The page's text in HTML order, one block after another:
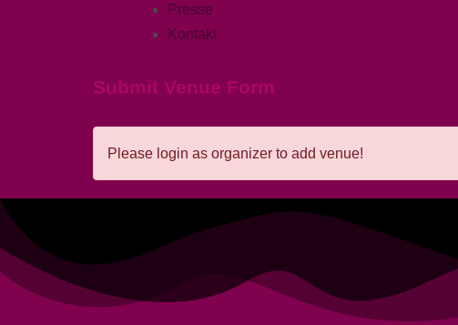
Presse
Kontakt
Submit Venue Form
Please login as organizer to add venue!